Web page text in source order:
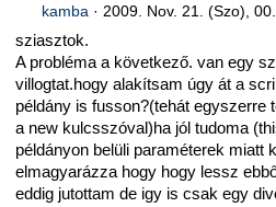
kamba · 2009. Nov. 21. (Szo),
sziasztok.
A probléma a következő. van egy
villogtat.hogy alakítsam úgy át a
példány is fusson?(tehát egyszerre
a new kulcsszóval)ha jól tudoma
példányon belüli paraméterek miatt
elmagyarázza hogy hogy lessz
eddig jutottam de igy is csak egy